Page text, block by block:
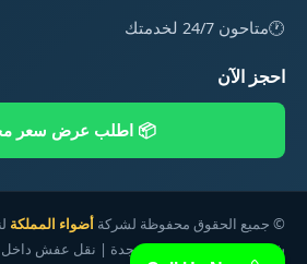
🕐متاحون 24/7 لخدمتك
احجز الآن
📦 اطلب عرض سعر
© جميع الحقوق محفوظة لشركة أضواء المملكة
شركة نقل دبش العروس بجدة | نقل عفش داخل